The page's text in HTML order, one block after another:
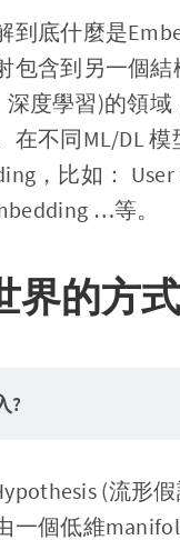
底什麼是
含到另一個結
深度學習)的領
不同ML/DL
，比如：
…等。
界的方式
?
(流形
一個低維